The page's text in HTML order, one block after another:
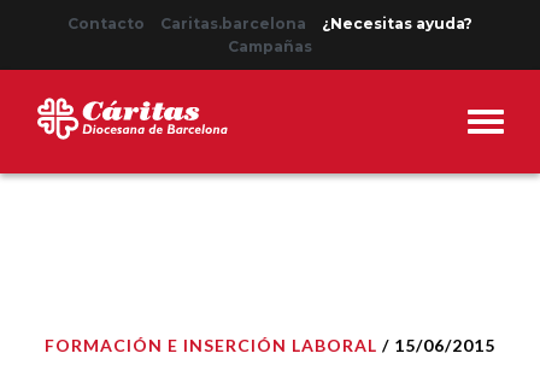
Contacto Caritas.barcelona
¿Necesitas ayuda?
Campañas
FORMACIÓN E INSERCIÓN LABORAL / 15/06/2015